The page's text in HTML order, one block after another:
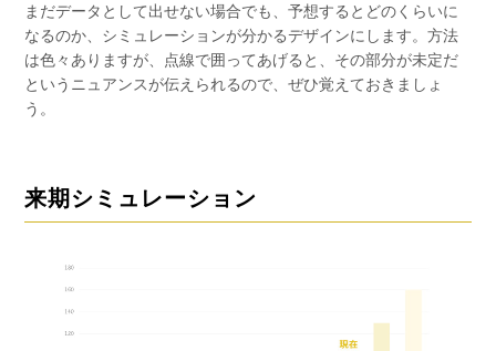
まだデータとして出せない場合でも、予想するとどのくらいに
なるのか、シミュレーションが分かるデザインにします。方法
は色々ありますが、点線で囲ってあげると、その部分が未定だ
というニュアンスが伝えられるので、ぜひ覚えておきましょ
う。
来期シミュレーション